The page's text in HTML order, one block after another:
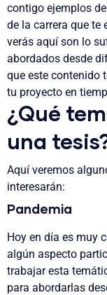
contigo ejemplos
de la carrera que te
verás aquí son lo
abordados desde
que este contenido
tu proyecto en
¿Qué
una
Aquí veremos
interesarán:
Pandemia
Hoy en día es muy
algún aspecto
trabajar esta
para abordarlas